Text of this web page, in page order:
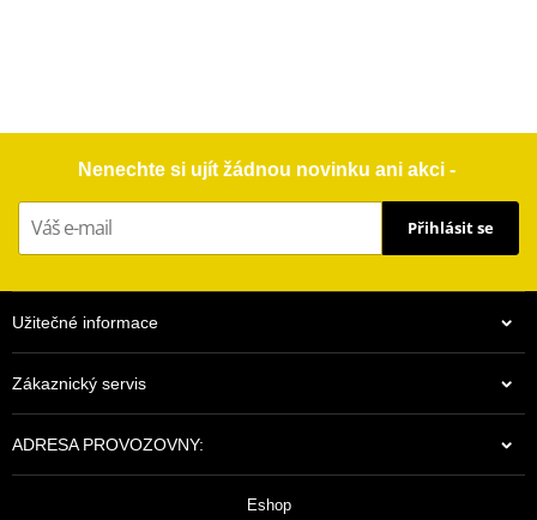
Nenechte si ujít žádnou novinku ani akci -
Přihlásit se
Užitečné informace
Zákaznický servis
ADRESA PROVOZOVNY:
Eshop